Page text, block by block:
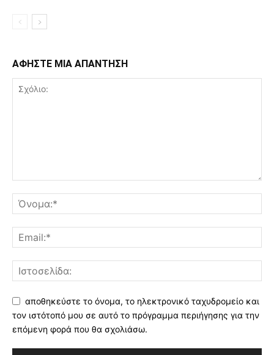
ΑΦΗΣΤΕ ΜΙΑ ΑΠΑΝΤΗΣΗ
αποθηκεύστε το όνομα, το ηλεκτρονικό ταχυδρομείο και
τον ιστότοπό μου σε αυτό το πρόγραμμα περιήγησης για την
επόμενη φορά που θα σχολιάσω.